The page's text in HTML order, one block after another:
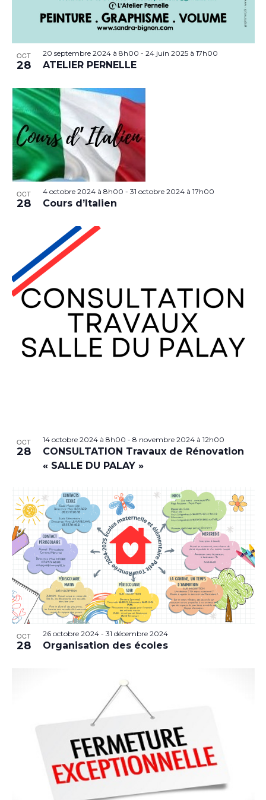
OCT
28
20 septembre 2024 à 8h00 - 24 juin 2025 à 17h00
ATELIER PERNELLE
OCT
28
4 octobre 2024 à 8h00 - 31 octobre 2024 à 17h00
Cours d’Italien
OCT
28
14 octobre 2024 à 8h00 - 8 novembre 2024 à 12h00
CONSULTATION Travaux de Rénovation
« SALLE DU PALAY »
OCT
28
26 octobre 2024- 31 décembre 2024
Organisation des écoles